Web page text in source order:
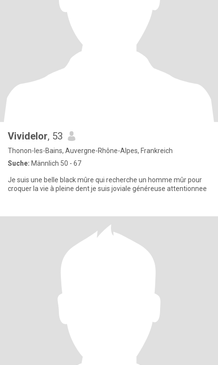
Vividelor, 53
Thonon-les-Bains, Auvergne-Rhône-Alpes, Frankreich
Suche: Männlich 50 - 67
Je suis une belle black mûre qui recherche un homme mûr pour
croquer la vie à pleine dent je suis joviale généreuse attentionnee